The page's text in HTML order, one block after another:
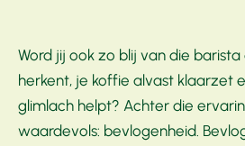
Word jij ook zo blij van die
herkent, je koffie alvast klaarzet
glimlach helpt? Achter die
waardevols: bevlogenheid.